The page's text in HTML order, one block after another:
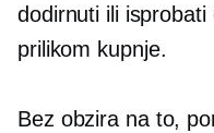
dodirnuti ili
prilikom kupnje.
Bez obzira na to,